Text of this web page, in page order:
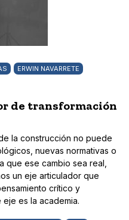
ERWIN NAVARRETE
de transformación
la construcción no puede
nuevas normativas o
que ese cambio sea real,
un eje articulador que
crítico y
es la academia.